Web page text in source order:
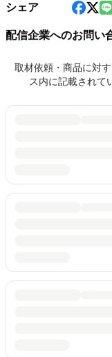
シェア
配信企業へのお問い
取材依頼・商品に対
ス内に記載されて